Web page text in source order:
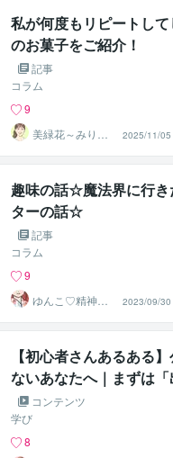
私が何度もリピートし
のお菓子をご紹介！
記事
コラム
9
美緑花～みりか
～☘️癒しと安心
の拠り所
2025/11/05
趣味の話☆魔法界に行
ターの話☆
記事
コラム
9
ゆんこ♡精神福
祉士の癒し系電
話相談♡
2023/09/30
【初心者さんあるある
ないあなたへ｜まずは「
る！」コンテンツ
学び
8